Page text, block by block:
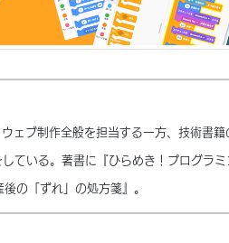
ェブ制作全般を担当する一方、技術書
ている。著書に『ひらめき！プログラ
の「ずれ」の処方箋』。